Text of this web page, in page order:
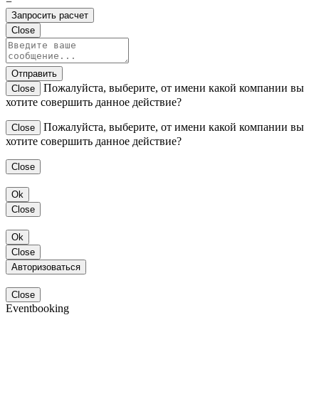
Запросить расчет
Close
Отправить
Close
Пожалуйста, выберите, от имени какой компании вы
хотите совершить данное действие?
Close
Пожалуйста, выберите, от имени какой компании вы
хотите совершить данное действие?
Close
Ok
Close
Ok
Close
Авторизоваться
Close
Eventbooking